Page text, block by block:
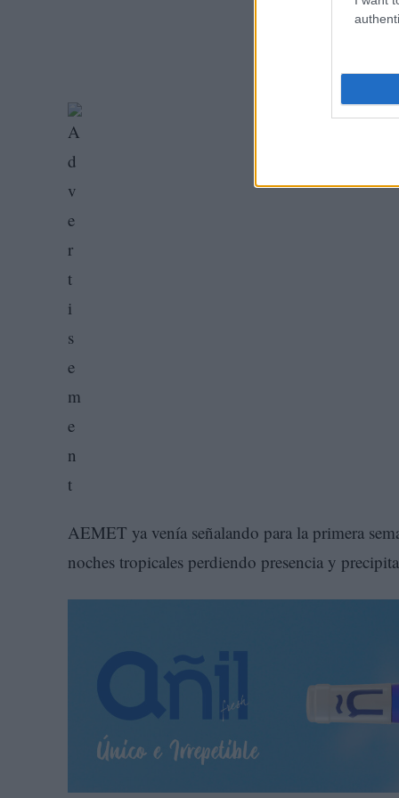
AEMET ya venía señalando para la primera
noches tropicales perdiendo presencia y